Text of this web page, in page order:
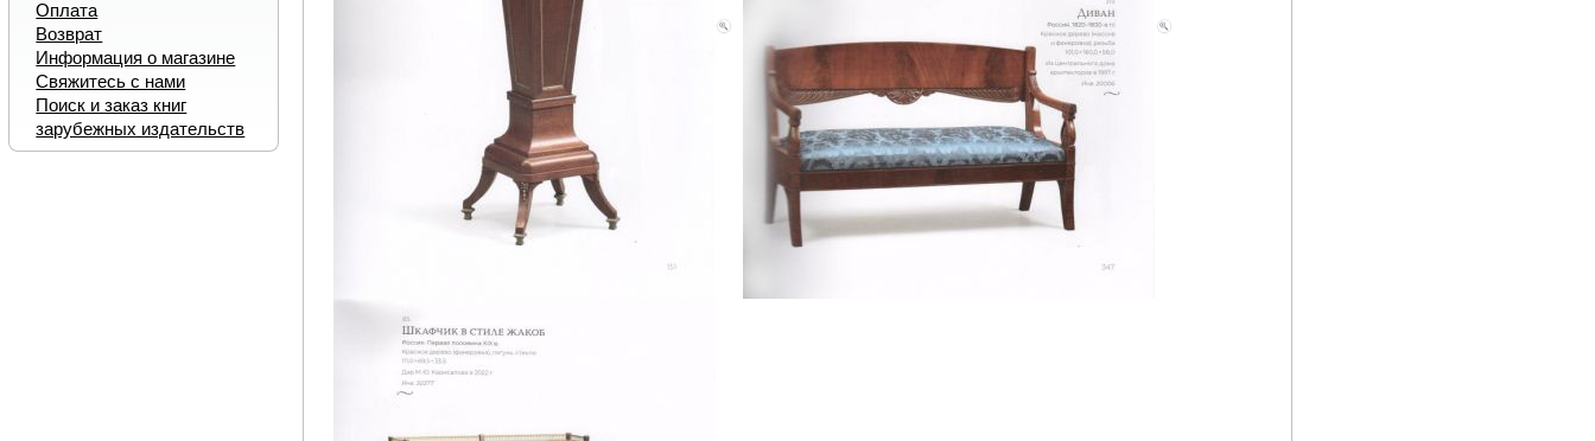
Оплата
Возврат
Информация о магазине
Свяжитесь с нами
Поиск и заказ книг
зарубежных издательств